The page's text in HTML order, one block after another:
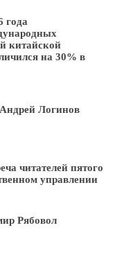
года
китайской
на 30% в
Логинов
читателей пятого
управлении
Рябовол